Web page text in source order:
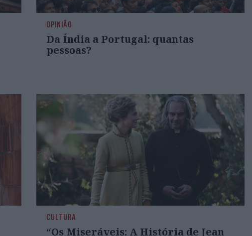
OPINIÃO
Da Índia a Portugal: quantas
pessoas?
CULTURA
“Os Miseráveis: A História de Jean